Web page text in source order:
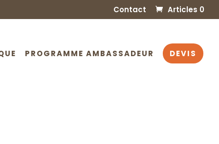
Contact Articles 0
PROGRAMME AMBASSADEUR DEVIS